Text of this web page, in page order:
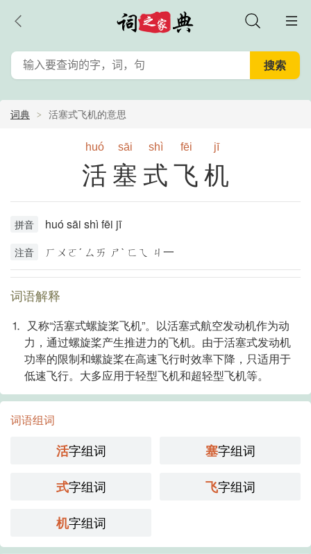
词典 活塞式飞机的意思
huó sāi shì fēi jī
活塞式飞机
拼音 huó sāi shì fēi jī
注音 ㄏㄨㄛˊ ㄙㄞ ㄕˋ ㄈㄟ ㄐ一
词语解释
⒈ 又称“活塞式螺旋桨飞机”。以活塞式航空发动机作为动
力，通过螺旋桨产生推进力的飞机。由于活塞式发动机
功率的限制和螺旋桨在高速飞行时效率下降，只适用于
低速飞行。大多应用于轻型飞机和超轻型飞机等。
词语组词
活字组词 塞字组词
式字组词 飞字组词
机字组词